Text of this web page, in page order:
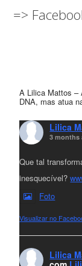
=>
A Lilica Mattos –
DNA, mas atua
Lilica
3 months
Que tal
inesquecível?
Foto
Visualizar no
Lilica